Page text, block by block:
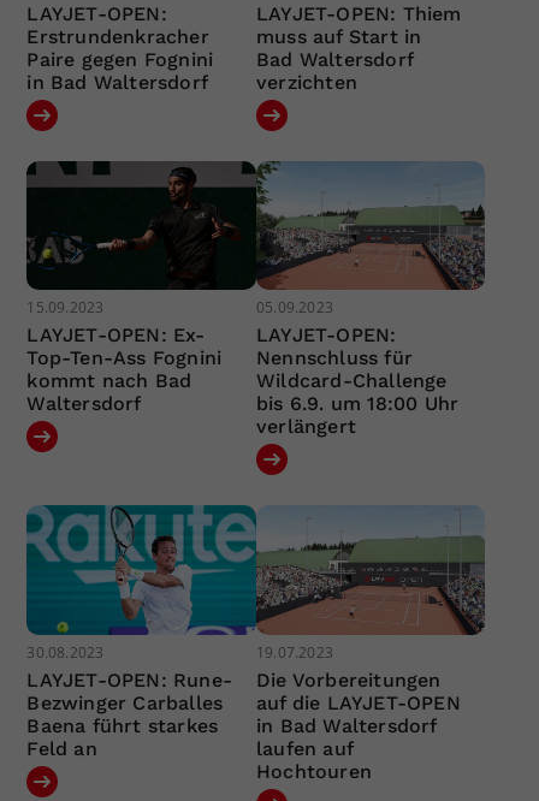
LAYJET-OPEN:
Erstrundenkracher
Paire gegen Fognini
in Bad Waltersdorf
LAYJET-OPEN: Thiem
muss auf Start in
Bad Waltersdorf
verzichten
15.09.2023
LAYJET-OPEN: Ex-
Top-Ten-Ass Fognini
kommt nach Bad
Waltersdorf
05.09.2023
LAYJET-OPEN:
Nennschluss für
Wildcard-Challenge
bis 6.9. um 18:00 Uhr
verlängert
30.08.2023
LAYJET-OPEN: Rune-
Bezwinger Carballes
Baena führt starkes
Feld an
19.07.2023
Die Vorbereitungen
auf die LAYJET-OPEN
in Bad Waltersdorf
laufen auf
Hochtouren